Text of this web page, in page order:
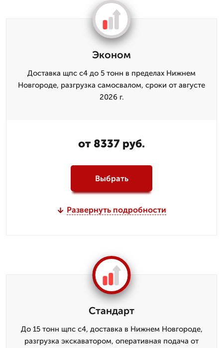
Эконом
Доставка щпс с4 до 5 тонн в пределах Нижнем
Новгороде, разгрузка самосвалом, сроки от августе
2026 г.
от 8337 руб.
Выбрать
Развернуть подробности
Стандарт
До 15 тонн щпс с4, доставка в Нижнем Новгороде,
разгрузка экскаватором, оперативная подача от